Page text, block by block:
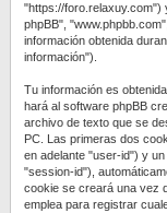
"https://foro.relaxuy.com")
phpBB",
información obtenida
información").
Tu información es
hará al software phpBB
archivo de texto que se
PC. Las primeras dos
en adelante "user-id") y
"session-id"),
cookie se creará una vez
emplea para registrar